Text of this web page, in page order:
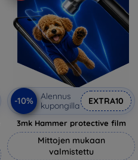
-10%
Alennus
kupongilla
EXTRA10
3mk Hammer protective film
Mittojen mukaan
valmistettu